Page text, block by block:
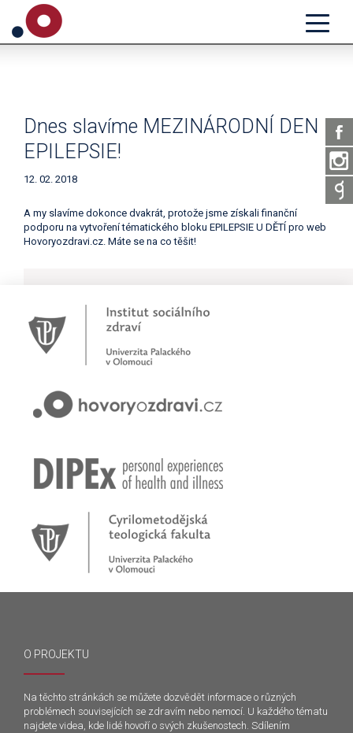
Dnes slavíme MEZINÁRODNÍ DEN
EPILEPSIE!
12. 02. 2018
A my slavíme dokonce dvakrát, protože jsme získali finanční
podporu na vytvoření tématického bloku EPILEPSIE U DĚTÍ pro web
Hovoryozdravi.cz. Máte se na co těšit!
Novinky
Přihlašte se na první online workshop na téma stárnoucí
Zkušenosti rodičů dětí s epilepsií
Začínáme nové téma! Sluchová vada u dětí
O PROJEKTU
Na těchto stránkách se můžete dozvědět informace o různých
problémech souvisejících se zdravím nebo nemocí. U každého tématu
najdete videa, kde lidé hovoří o svých zkušenostech. Sdílením